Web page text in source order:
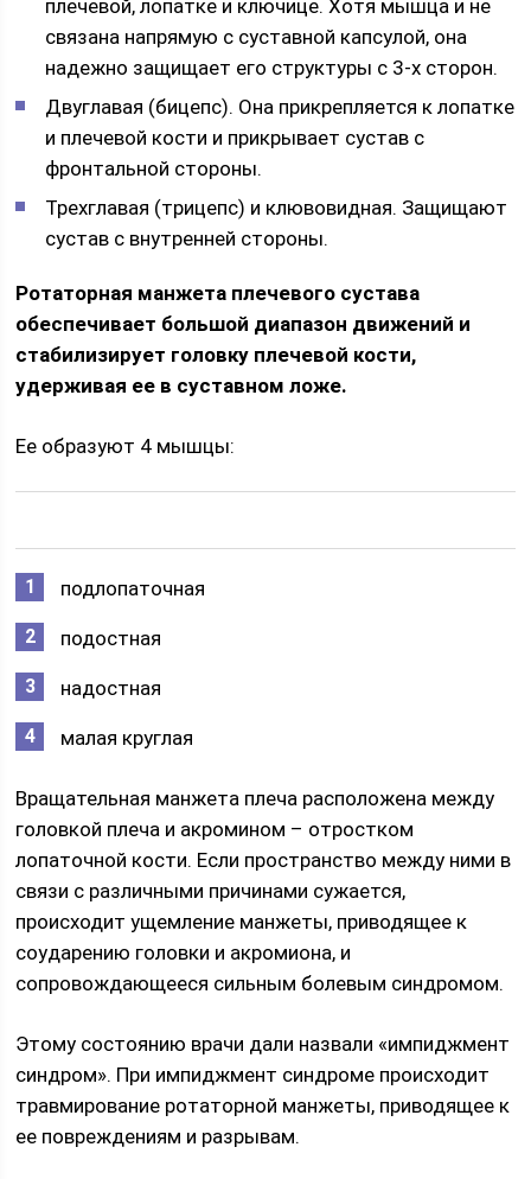
плечевой, лопатке и ключице. Хотя мышца и не
связана напрямую с суставной капсулой, она
надежно защищает его структуры с 3-х сторон.
Двуглавая (бицепс). Она прикрепляется к лопатке
и плечевой кости и прикрывает сустав с
фронтальной стороны.
Трехглавая (трицепс) и клювовидная. Защищают
сустав с внутренней стороны.
Ротаторная манжета плечевого сустава
обеспечивает большой диапазон движений и
стабилизирует головку плечевой кости,
удерживая ее в суставном ложе.
Ее образуют 4 мышцы:
подлопаточная
подостная
надостная
малая круглая
Вращательная манжета плеча расположена между
головкой плеча и акромином – отростком
лопаточной кости. Если пространство между ними в
связи с различными причинами сужается,
происходит ущемление манжеты, приводящее к
соударению головки и акромиона, и
сопровождающееся сильным болевым синдромом.
Этому состоянию врачи дали назвали «импиджмент
синдром». При импиджмент синдроме происходит
травмирование ротаторной манжеты, приводящее к
ее повреждениям и разрывам.